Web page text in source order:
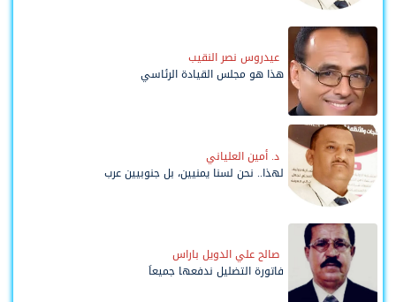
عيدروس نصر النقيب
هذا هو مجلس القيادة الرئاسي
د. أمين العلياني
لهذا.. نحن لسنا يمنيين، بل جنوبيين عرب
صالح علي الدويل باراس
فاتورة التضليل ندفعها جميعاً